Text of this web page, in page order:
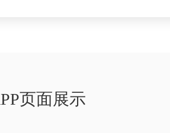
页面展示